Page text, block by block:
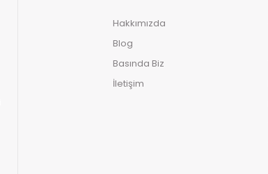
Hakkımızda
Blog
Basında Biz
İletişim